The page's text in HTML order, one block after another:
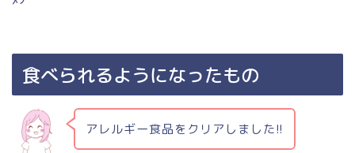
食べられるようになったもの
アレルギー食品をクリアしました!!